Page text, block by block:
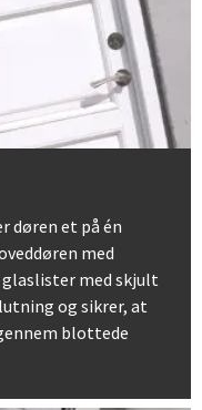
døren et på én
med
med skjult
og sikrer, at
blottede